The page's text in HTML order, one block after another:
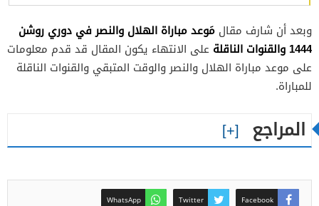
وبعد أن شارف مقال مَوعد مباراة الهلال والنصر في دوري روشن
1444 والقنوات الناقلة
على الانتهاء يكون المقال قد قدم معلومات
على موعد مباراة الهلال والنصر والوقت المتبقي والقنوات الناقلة
للمباراة.
المراجع
Facebook
Twitter
WhatsApp